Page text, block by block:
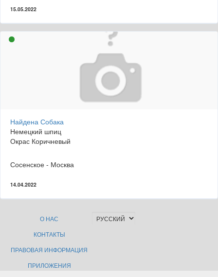
15.05.2022
Найдена Собака
Немецкий шпиц
Окрас Коричневый
Сосенское - Москва
14.04.2022
О НАС
КОНТАКТЫ
ПРАВОВАЯ ИНФОРМАЦИЯ
ПРИЛОЖЕНИЯ